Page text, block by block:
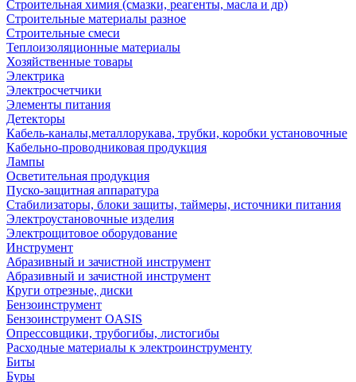
Строительная химия (смазки, реагенты, масла и др)
Строительные материалы разное
Строительные смеси
Теплоизоляционные материалы
Хозяйственные товары
Электрика
Электросчетчики
Элементы питания
Детекторы
Кабель-каналы,металлорукава, трубки, коробки установочные
Кабельно-проводниковая продукция
Лампы
Осветительная продукция
Пуско-защитная аппаратура
Стабилизаторы, блоки защиты, таймеры, источники питания
Электроустановочные изделия
Электрощитовое оборудование
Инструмент
Абразивный и зачистной инструмент
Абразивный и зачистной инструмент
Круги отрезные, диски
Бензоинструмент
Бензоинструмент OASIS
Опрессовщики, трубогибы, листогибы
Расходные материалы к электроинструменту
Биты
Буры